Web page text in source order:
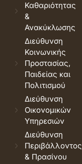
Καθαριότητας
&
Ανακύκλωσης
Διεύθυνση
Κοινωνικής
Προστασίας,
Παιδείας και
Πολιτισμού
Διεύθυνση
Οικονομικών
Υπηρεσιών
Διεύθυνση
Περιβάλλοντος
& Πρασίνου